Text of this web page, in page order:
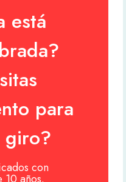
está
para
giro?
con